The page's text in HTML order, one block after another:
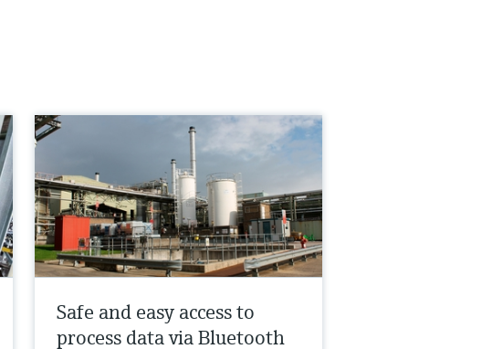
Safe and easy access to
process data via Bluetooth